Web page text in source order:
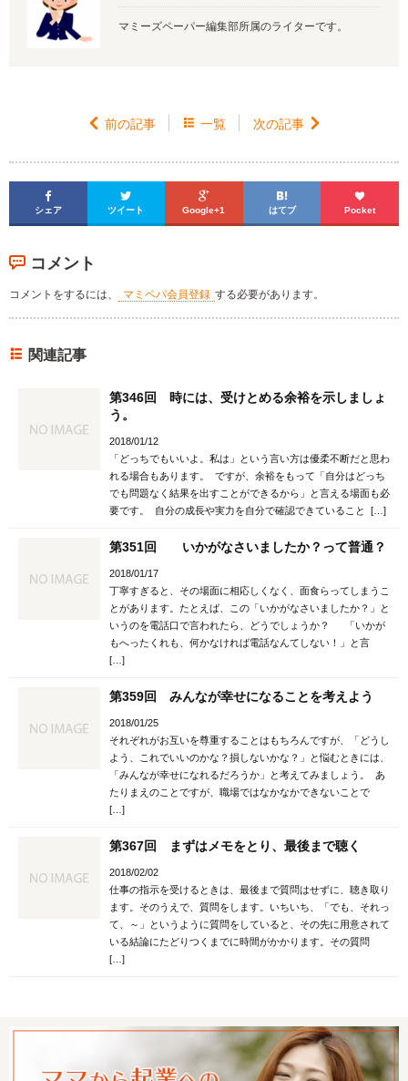
マミーズペーパー編集部所属のライターです。
 前の記事  一覧 次の記事 

シェア

ツイート

Google+1

はてブ

Pocket
コメント
コメントをするには、 マミペパ会員登録 する必要があります。
関連記事
第346回 時には、受けとめる余裕を示しましょ
う。
2018/01/12
「どっちでもいいよ。私は」という言い方は優柔不断だと思わ
れる場合もあります。 ですが、余裕をもって「自分はどっち
でも問題なく結果を出すことができるから」と言える場面も必
要です。 自分の成長や実力を自分で確認できていること […]
第351回 いかがなさいましたか？って普通？
2018/01/17
丁寧すぎると、その場面に相応しくなく、面食らってしまうこ
とがあります。たとえば、この「いかがなさいましたか？」と
いうのを電話口で言われたら、どうでしょうか？ 「いかが
もへったくれも、何かなければ電話なんてしない！」と言
[…]
第359回 みんなが幸せになることを考えよう
2018/01/25
それぞれがお互いを尊重することはもちろんですが、「どうし
よう、これでいいのかな？損しないかな？」と悩むときには、
「みんなが幸せになれるだろうか」と考えてみましょう。 あ
たりまえのことですが、職場ではなかなかできないことで
[…]
第367回 まずはメモをとり、最後まで聴く
2018/02/02
仕事の指示を受けるときは、最後まで質問はせずに、聴き取り
ます。そのうえで、質問をします。いちいち、「でも、それっ
て、～」というように質問をしていると、その先に用意されて
いる結論にたどりつくまでに時間がかかります。その質問
[…]